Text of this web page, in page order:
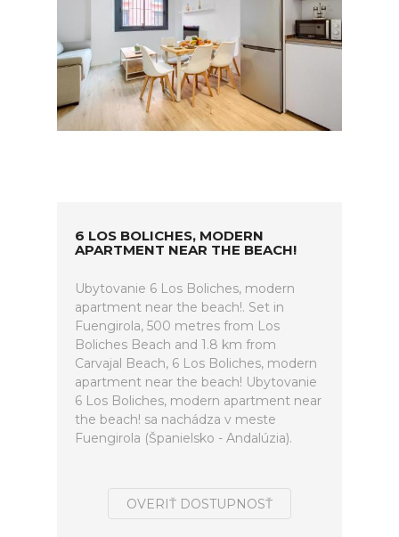
6 LOS BOLICHES, MODERN
APARTMENT NEAR THE BEACH!
Ubytovanie 6 Los Boliches, modern
apartment near the beach!. Set in
Fuengirola, 500 metres from Los
Boliches Beach and 1.8 km from
Carvajal Beach, 6 Los Boliches, modern
apartment near the beach! Ubytovanie
6 Los Boliches, modern apartment near
the beach! sa nachádza v meste
Fuengirola (Španielsko - Andalúzia).
OVERIŤ DOSTUPNOSŤ